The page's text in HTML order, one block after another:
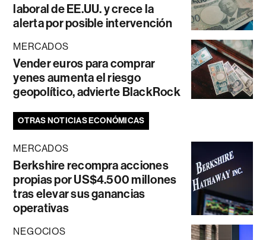
laboral de EE.UU. y crece la
alerta por posible intervención
MERCADOS
Vender euros para comprar
yenes aumenta el riesgo
geopolítico, advierte BlackRock
OTRAS NOTICIAS ECONÓMICAS
MERCADOS
Berkshire recompra acciones
propias por US$4.500 millones
tras elevar sus ganancias
operativas
NEGOCIOS